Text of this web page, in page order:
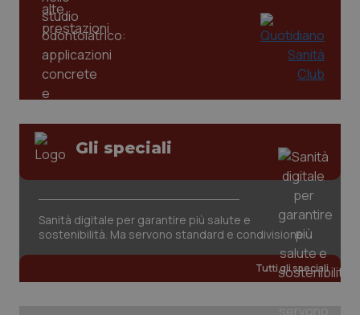
Gli speciali
Sanità digitale per garantire più salute e
sostenibilità. Ma servono standard e condivisione
Tutti gli speciali
CookieScriptConsent
www.quotidianosanita.it